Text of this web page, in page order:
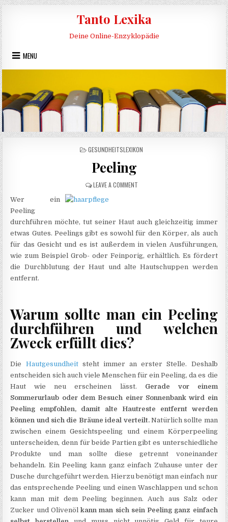
Skip to content
Tanto Lexika
Deine Online-Enzyklopädie
MENU
POSTED IN
GESUNDHEITSLEXIKON
Peeling
LEAVE A COMMENTON PEELING
Wer ein
Peeling
durchführen möchte, tut seiner Haut auch gleichzeitig immer
etwas Gutes. Peelings gibt es sowohl für den Körper, als auch
für das Gesicht und es ist außerdem in vielen Ausführungen,
wie zum Beispiel Grob- oder Feinporig, erhältlich. Es fördert
die Durchblutung der Haut und alte Hautschuppen werden
entfernt.
Warum sollte man ein Peeling
durchführen und welchen
Zweck erfüllt dies?
Die Hautgesundheitsteht immer an erster Stelle. Deshalb
entscheiden sich auch viele Menschen für ein Peeling, da es die
Haut wie neu erscheinen lässt. Gerade vor einem
Sommerurlaub oder dem Besuch einer Sonnenbank wird ein
Peeling empfohlen, damit alte Hautreste entfernt werden
können und sich die Bräune ideal verteilt.Natürlich sollte man
zwischen einem Gesichtspeeling und einem Körperpeeling
unterscheiden, denn für beide Partien gibt es unterschiedliche
Produkte und man sollte diese getrennt voneinander
behandeln. Ein Peeling kann ganz einfach Zuhause unter der
Dusche durchgeführt werden. Hierzu benötigt man einfach nur
das entsprechende Peeling und einen Waschlappen und schon
kann man mit dem Peeling beginnen. Auch aus Salz oder
Zucker und Olivenölkann man sich sein Peeling ganz einfach